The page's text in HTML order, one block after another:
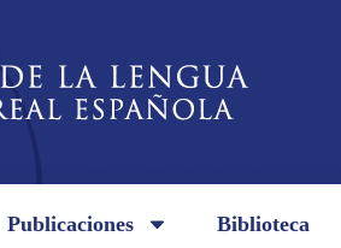
Publicaciones Biblioteca